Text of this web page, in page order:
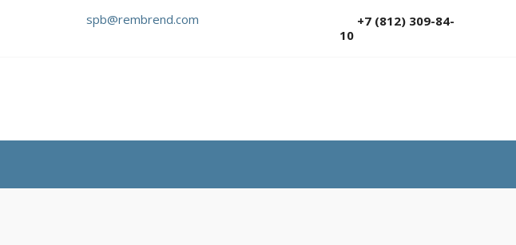
spb@rembrend.com
+7 (812) 309-84-
10